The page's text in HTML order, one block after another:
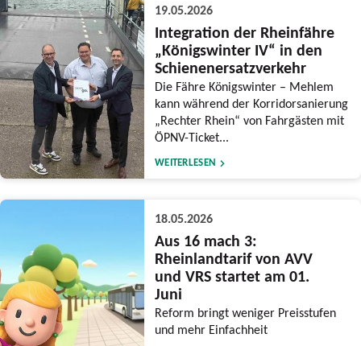
19.05.2026
Integration der Rheinfähre
„Königswinter IV“ in den
Schienenersatzverkehr
Die Fähre Königswinter – Mehlem
kann während der Korridorsanierung
„Rechter Rhein“ von Fahrgästen mit
ÖPNV-Ticket...
WEITERLESEN
18.05.2026
Aus 16 mach 3:
Rheinlandtarif von AVV
und VRS startet am 01.
Juni
Reform bringt weniger Preisstufen
und mehr Einfachheit